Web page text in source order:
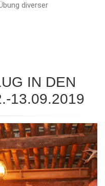
diverser
IN DEN
13.09.2019